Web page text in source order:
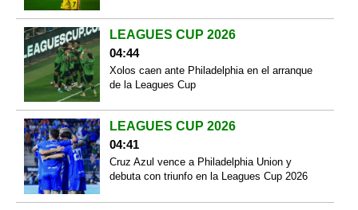
LEAGUES CUP 2026
04:44
Xolos caen ante Philadelphia en el arranque
de la Leagues Cup
LEAGUES CUP 2026
04:41
Cruz Azul vence a Philadelphia Union y
debuta con triunfo en la Leagues Cup 2026